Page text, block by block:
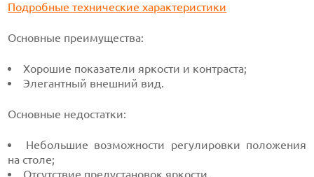
Подробные технические характеристики
Основные преимущества:
Хорошие показатели яркости и контраста;
Элегантный внешний вид.
Основные недостатки:
Небольшие возможности регулировки положения
на столе;
Отсутствие предустановок яркости.